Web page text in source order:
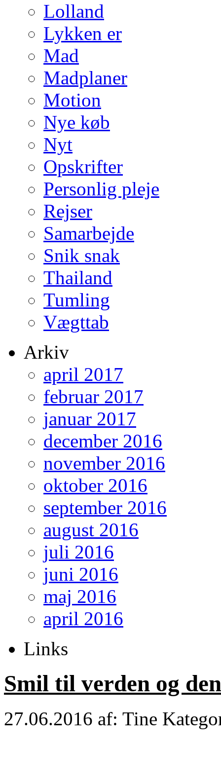
Lolland
Lykken er
Mad
Madplaner
Motion
Nye køb
Nyt
Opskrifter
Personlig pleje
Rejser
Samarbejde
Snik snak
Thailand
Tumling
Vægttab
Arkiv
april 2017
februar 2017
januar 2017
december 2016
november 2016
oktober 2016
september 2016
august 2016
juli 2016
juni 2016
maj 2016
april 2016
Links
Smil til verden og
27.06.2016 af: Tine